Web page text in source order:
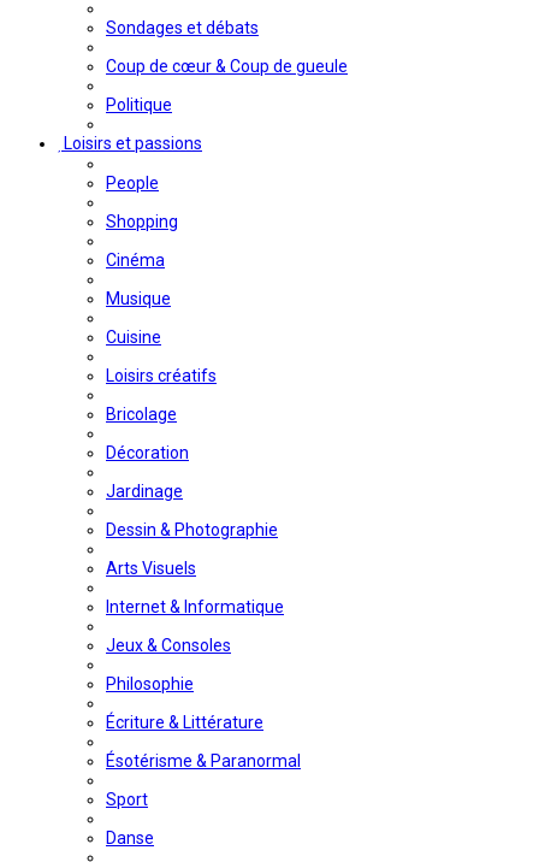
Sondages et débats
Coup de cœur & Coup de gueule
Politique
Loisirs et passions
People
Shopping
Cinéma
Musique
Cuisine
Loisirs créatifs
Bricolage
Décoration
Jardinage
Dessin & Photographie
Arts Visuels
Internet & Informatique
Jeux & Consoles
Philosophie
Écriture & Littérature
Ésotérisme & Paranormal
Sport
Danse